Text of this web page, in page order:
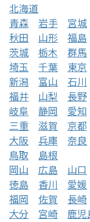
北海道
青森
岩手
宮城
秋田
山形
福島
茨城
栃木
群馬
埼玉
千葉 東京
新潟
富山
石川
福井
山梨
長野
岐阜
静岡
愛知
三重
滋賀
京都
大阪
兵庫 奈良
鳥取
島根
岡山
広島
山口
徳島
香川 愛媛
福岡
佐賀 長崎
大分
宮崎 鹿児